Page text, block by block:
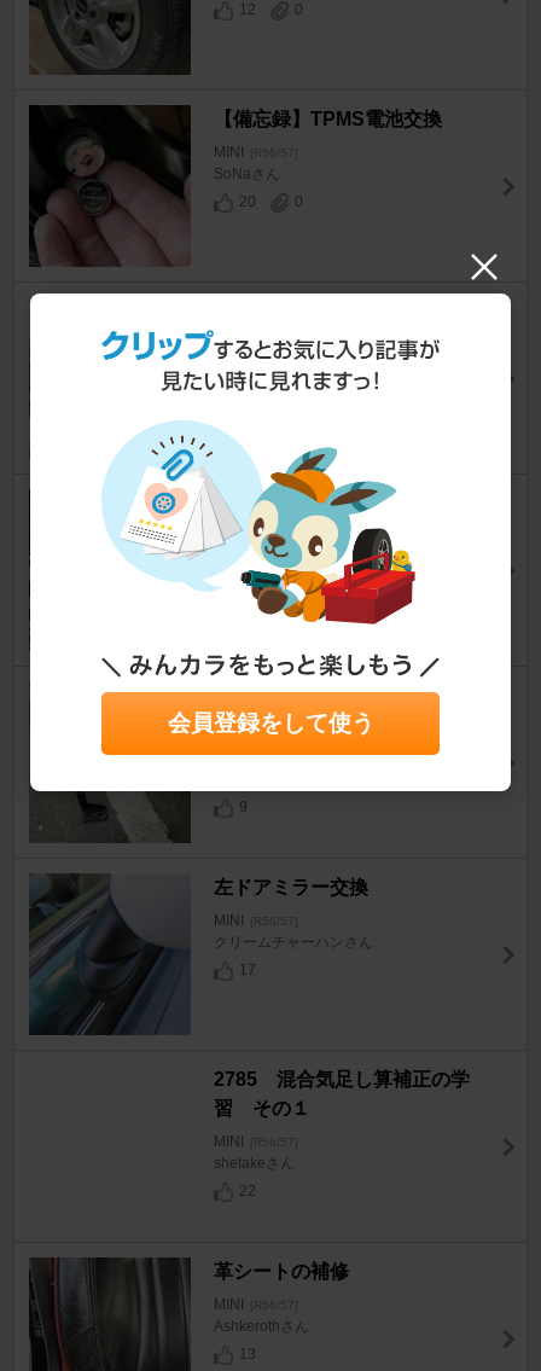
12 0
【備忘録】TPMS電池交換
MINI [R56/57]
SoNaさん
20
0
MINI [R56/57]
36
0
ホイールセンターキャップのエ
ンブレム交換
MINI [R56/57]
ぽかぽかりさん
0
純正アームレスト【仮取り付
け】
MINI [R56/57]
9
左ドアミラー交換
MINI [R56/57]
クリームチャーハンさん
17
2785 混合気足し算補正の学
習 その１
MINI [R56/57]
shetakeさん
22
革シートの補修
MINI [R56/57]
Ashkerothさん
13
会員登録をして使う